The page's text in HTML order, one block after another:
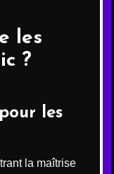
les
?
les
la maîtrise